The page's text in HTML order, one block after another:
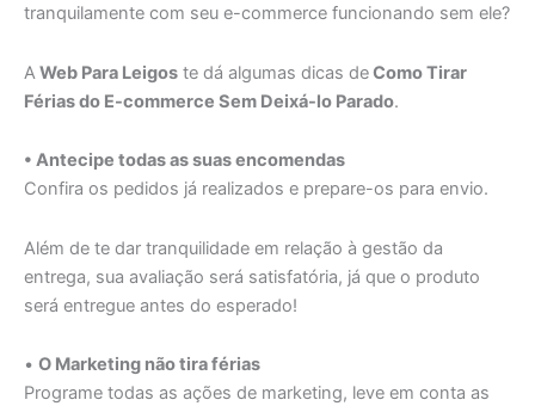
tranquilamente com seu e-commerce funcionando sem ele?
A Web Para Leigos te dá algumas dicas deComo Tirar
Férias do E-commerce Sem Deixá-lo Parado.
• Antecipe todas as suas encomendas
Confira os pedidos já realizados e prepare-os para envio.
Além de te dar tranquilidade em relação à gestão da
entrega, sua avaliação será satisfatória, já que o produto
será entregue antes do esperado!
• O Marketing não tira férias
Programe todas as ações de marketing, leve em conta as